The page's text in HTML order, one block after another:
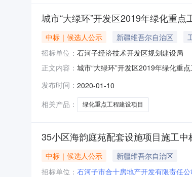
城市“大绿环”开发区2019年绿化重
中标｜候选人公示 新疆维吾尔自治区
招标单位： 石河子经济技术开发区规划建设局
正文内容： 城市“大绿环”开发区2019年绿化重
河子恒业建筑安装工程有限责任公
公用工
发布时间： 2020-01-10
相关产品：
绿化重点工程建设项目
35小区海韵庭苑配套设施项目施工中
中标｜候选人公示
新疆维吾尔自治区
招标单位： 石河子市合十房地产开发有限责任公